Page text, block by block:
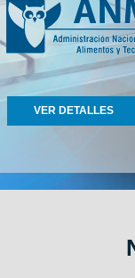
VER DETALLES